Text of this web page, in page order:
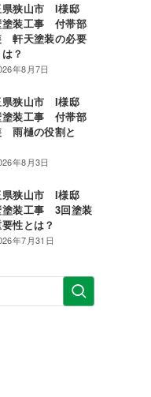
県狭山市 I様邸
塗装工事 付帯部
軒天塗装の必要
？
年8月7日
県狭山市 I様邸
塗装工事 付帯部
雨樋の役割と
年8月3日
県狭山市 I様邸
塗装工事 3回塗装
性とは？
年7月31日